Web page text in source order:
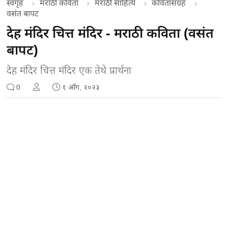
स्वगृह मराठी कविता मराठी साहित्य
कवितासंग्रह
वसंत बापट
देह मंदिर चित्त मंदिर - मराठी कविता (वसंत
बापट)
देह मंदिर चित्त मंदिर एक तेथे प्रार्थना
0 १ ऑग, २०२३